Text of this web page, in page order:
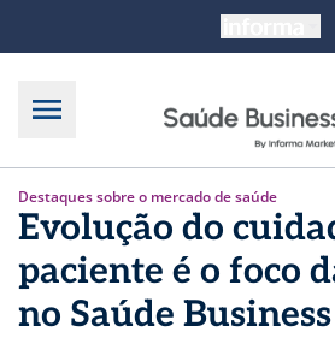
Destaques sobre o mercado de saúde
Evolução do
paciente é o foco
no Saúde